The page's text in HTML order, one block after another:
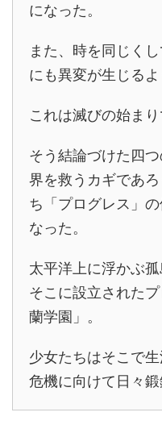
になった。
また、時を同じく
にも異変が生じるよ
これは滅びの始まり
そう結論づけた四
界を救うカギであ
ち「プログレス」
なった。
太平洋上に浮かぶ孤
そこに設立された
蘭学園」。
少女たちはそこで
危機に向けて日々鍛